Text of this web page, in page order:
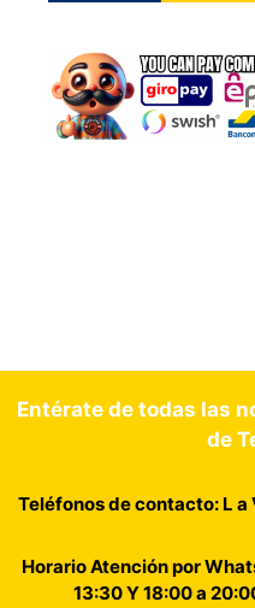
Entérate de todas las
de
Teléfonos de contacto: L a
Horario Atención por
13:30 Y 18:00 a